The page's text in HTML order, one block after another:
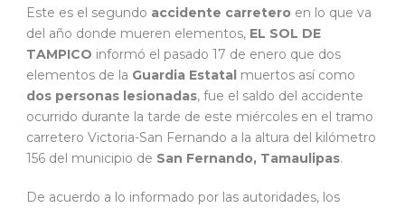
Este es el segundo accidente carretero en lo que va
del año donde mueren elementos, EL SOL DE
TAMPICO informó el pasado 17 de enero que dos
elementos de la Guardia Estatal muertos así como
dos personas lesionadas, fue el saldo del accidente
ocurrido durante la tarde de este miércoles en el tramo
carretero Victoria-San Fernando a la altura del kilómetro
156 del municipio de San Fernando, Tamaulipas.
De acuerdo a lo informado por las autoridades, los